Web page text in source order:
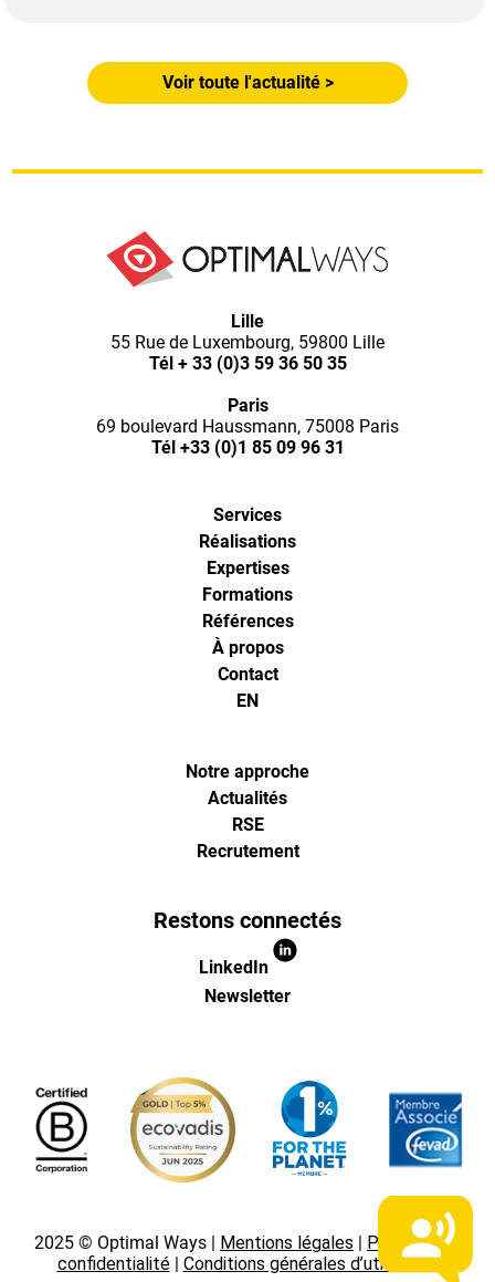
Voir toute l'actualité >
Optimal
Ways,
l'agence
de
digital
analytics
et
pour
(Paris,
Lille)
Lille
55 Rue de Luxembourg, 59800 Lille
Tél + 33 (0)3 59 36 50 35
Paris
69 boulevard Haussmann, 75008 Paris
Tél +33 (0)1 85 09 96 31
Services
Réalisations
Expertises
Formations
Références
À propos
Contact
EN
Notre approche
Actualités
RSE
Recrutement
Restons connectés
LinkedIn
Newsletter
2025 © Optimal Ways | Mentions légales
Politique de
confidentialité| Conditions générales d’utilisation